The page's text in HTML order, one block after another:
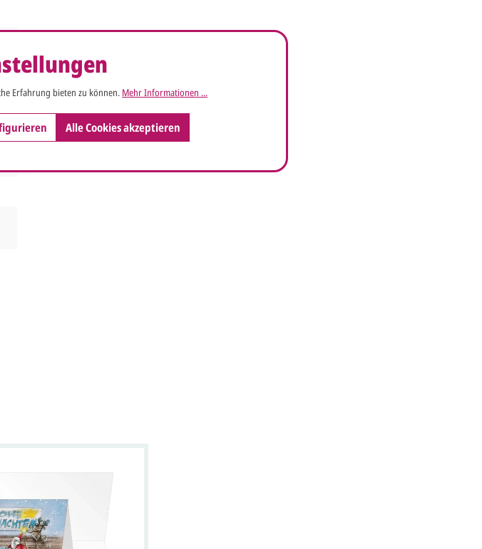
Erfahrung bieten zu können. Mehr Informationen ...
Alle Cookies akzeptieren